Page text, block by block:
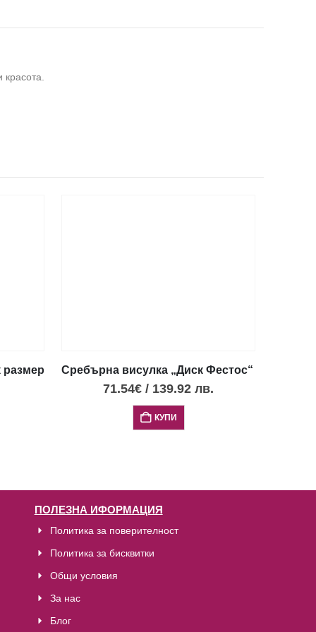
диск Фестос с черен център
Сребърна висулка „Диск Фестос“ с 4 опала,
71.54€ / 139.92 лв.
КУПИ
ПОЛЕЗНА ИФОРМАЦИЯ
Политика за поверителност
Политика за бисквитки
Общи условия
За нас
Блог